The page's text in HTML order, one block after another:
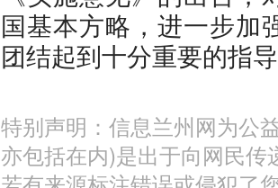
国基本方略，进一步加
团结起到十分重要的指
特别声明：信息兰州网为公
亦包括在内)是出于向网民